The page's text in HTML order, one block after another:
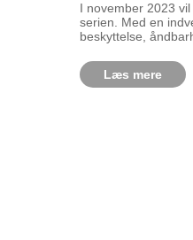
I november 2023
serien. Med en
beskyttelse,
Læs mere